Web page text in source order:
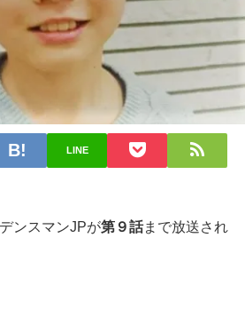
LINE
ンスマンJPが第９話まで放送され